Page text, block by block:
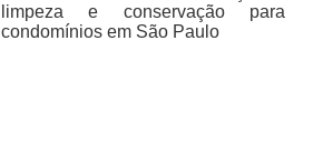
limpeza e conservação para
condomínios em São Paulo